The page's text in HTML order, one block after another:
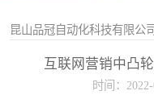
昆山品冠自动化科技有限公司
互联网营销中凸
时间：
列
心轴型DS系列
平台桌面型DT系